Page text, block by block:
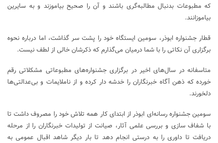
که مطبوعات بدنبال مطالبه‌گری باشند و آن را صحیح بیاموزند و به سایرین
بیاموزانند.
قطار جشنواره ابوذر، سومین ایستگاه خود را پشت سر گذاشت، اما درباره نحوه
برگزاری آن نکاتی را با شما درمیان می‌گذارم که ذکرشان خالی از لطف نیست.
متاسفانه در سال‌های اخیر در برگزاری جشنواره‌های مطبوعاتی مشکلاتی رقم
خورده که ذهن آگاه خبرنگاران را خدشه دار کرده و از ناملایمات و بی‌عدالتی‌ها
دلخورند.
سومین جشنواره رسانه‌ای ابوذر از ابتدای کار همه تلاش خود را مصروف داشت تا
با شفاف سازی و بررسی علمی آثار، صیانت از تولیدات خبرنگاران را از مرحله
دریافت تا داوری را به درستی انجام دهد تا بار دیگر شاهد اقبال عمومی به